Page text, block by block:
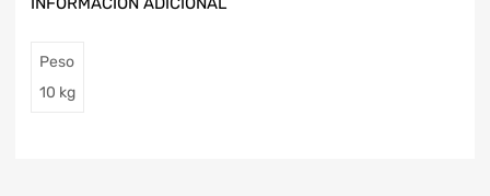
Peso
10 kg